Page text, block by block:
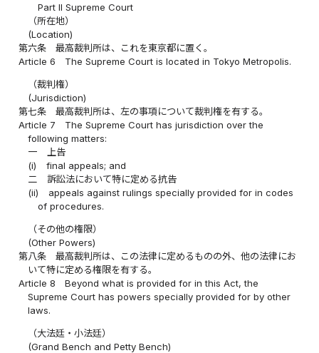
Part II Supreme Court
（所在地）
(Location)
第六条
最高裁判所は、これを東京都に置く。
Article 6
The Supreme Court is located in Tokyo Metropolis.
（裁判権）
(Jurisdiction)
第七条
最高裁判所は、左の事項について裁判権を有する。
Article 7
The Supreme Court has jurisdiction over the
following matters:
一
上告
(i)
final appeals; and
二
訴訟法において特に定める抗告
(ii)
appeals against rulings specially provided for in codes
of procedures.
（その他の権限）
(Other Powers)
第八条
最高裁判所は、この法律に定めるものの外、他の法律にお
いて特に定める権限を有する。
Article 8
Beyond what is provided for in this Act, the
Supreme Court has powers specially provided for by other
laws.
（大法廷・小法廷）
(Grand Bench and Petty Bench)